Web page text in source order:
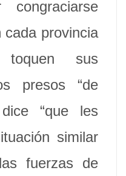
congraciarse
cada provincia
toquen sus
presos “de
“que les
similar
fuerzas de